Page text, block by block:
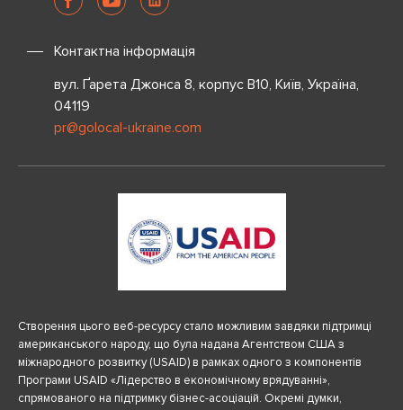
Контактна інформація
вул. Ґарета Джонса 8, корпус B10, Київ, Україна,
04119
pr@golocal-ukraine.com
Створення цього веб-ресурсу стало можливим завдяки підтримці
американського народу, що була надана Агентством США з
міжнародного розвитку (USAID) в рамках одного з компонентів
Програми USAID «Лідерство в економічному врядуванні»,
спрямованого на підтримку бізнес-асоціацій. Окремі думки,